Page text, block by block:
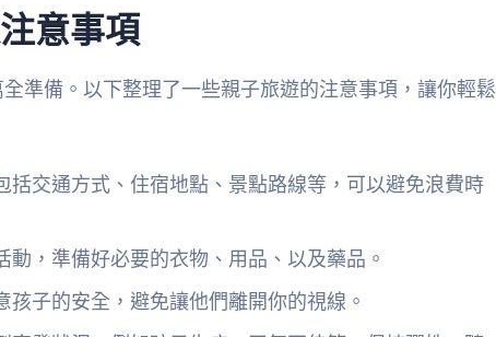
意事項
準備。以下整理了一些親子旅遊的注意事項，讓你輕鬆
括交通方式、住宿地點、景點路線等，可以避免浪費時
動，準備好必要的衣物、用品、以及藥品。
孩子的安全，避免讓他們離開你的視線。